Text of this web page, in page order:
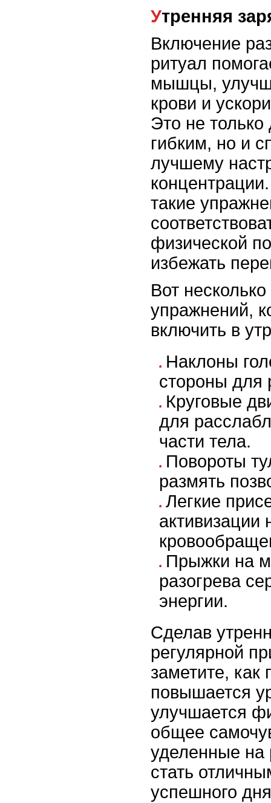
Утренняя
Включение
ритуал
мышцы,
крови и
Это не только
гибким, но и
лучшему
такие
физической
избежать
Вот
упражнений,
включить в
Наклоны
стороны для
Круговые
для
части тела.
Повороты
размять
Легкие
активизации
Прыжки на
разогрева
энергии.
Сделав
регулярной
заметите, как
повышается
улучшается
общее
уделенные на
стать
успешного